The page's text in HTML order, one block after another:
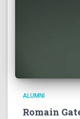
ALUMNI
Romain